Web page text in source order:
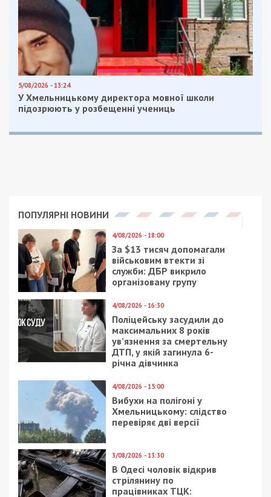
5/08/2026 - 13:24
У Хмельницькому директора мовної школи
підозрюють у розбещенні учениць
ПОПУЛЯРНІ НОВИНИ
4/08/2026 - 18:00
За $13 тисяч допомагали
військовим втекти зі
служби: ДБР викрило
організовану групу
4/08/2026 - 16:30
Поліцейську засудили до
максимальних 8 років
ув’язнення за смертельну
ДТП, у якій загинула 6-
річна дівчинка
4/08/2026 - 15:00
Вибухи на полігоні у
Хмельницькому: слідство
перевіряє дві версії
3/08/2026 - 13:30
В Одесі чоловік відкрив
стрілянину по
працівниках ТЦК: